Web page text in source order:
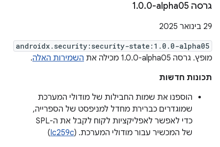
גרסה ‎1 .0.0-alpha05
‫29 בינואר 2025
androidx.security:security-state:1.0.0-alpha05
מופץ. גרסה ‎1.0.0-alpha05 מכילה את השמירות האלה.
תכונות חדשות
הוספנו את שמות החבילות של מודולי המערכת
שמוגדרים כברירת מחדל למניפסט של הספרייה,
כדי לאפשר לאפליקציות לקוח לקבל את ה-SPL
של המכשיר עבור מודולי המערכת. (Ic259c
)